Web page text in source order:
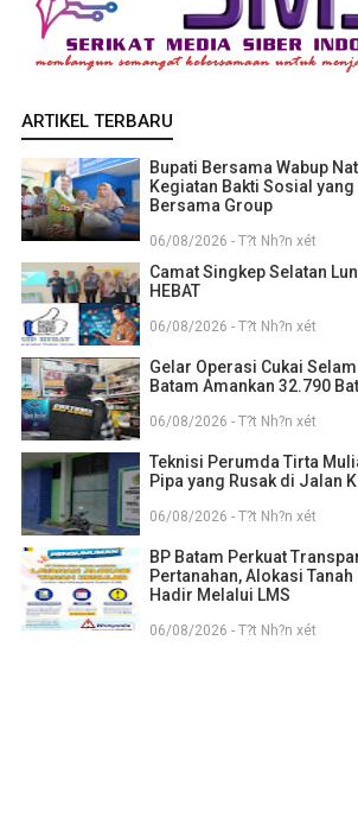
ARTIKEL TERBARU
Bupati Bersama Wabup
Kegiatan Bakti Sosial
Bersama Group
06/08/2026 - T?t Nh?n xét
Camat Singkep Selatan
HEBAT
06/08/2026 - T?t Nh?n xét
Gelar Operasi Cukai
Batam Amankan 32.790
06/08/2026 - T?t Nh?n xét
Teknisi Perumda Tirta
Pipa yang Rusak di Jalan
06/08/2026 - T?t Nh?n xét
BP Batam Perkuat
Pertanahan, Alokasi
Hadir Melalui LMS
06/08/2026 - T?t Nh?n xét